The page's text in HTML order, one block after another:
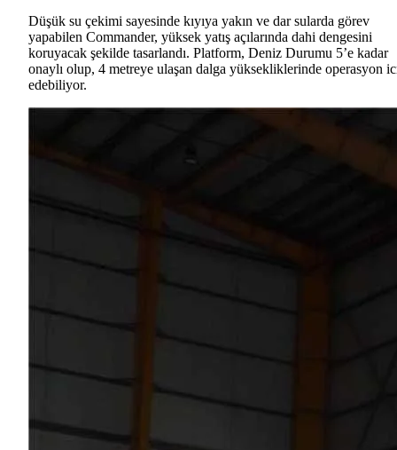
Düşük su çekimi sayesinde kıyıya yakın ve dar sularda görev
yapabilen Commander, yüksek yatış açılarında dahi dengesini
koruyacak şekilde tasarlandı. Platform, Deniz Durumu 5’e kadar
onaylı olup, 4 metreye ulaşan dalga yüksekliklerinde operasyon
edebiliyor.